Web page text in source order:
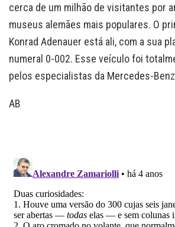
cerca de um milhão de visitantes por
museus alemães mais populares. O
Konrad Adenauer está ali, com a sua
numeral 0-002. Esse veículo foi
pelos especialistas da Mercedes-
AB